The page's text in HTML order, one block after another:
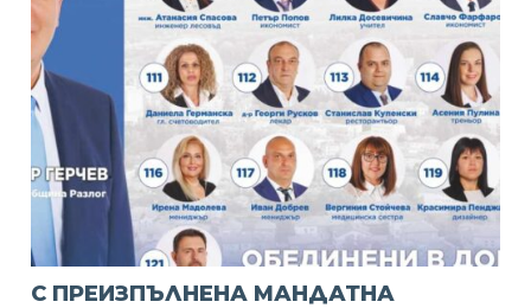
С ПРЕИЗПЪЛНЕНА МАНДАТНА